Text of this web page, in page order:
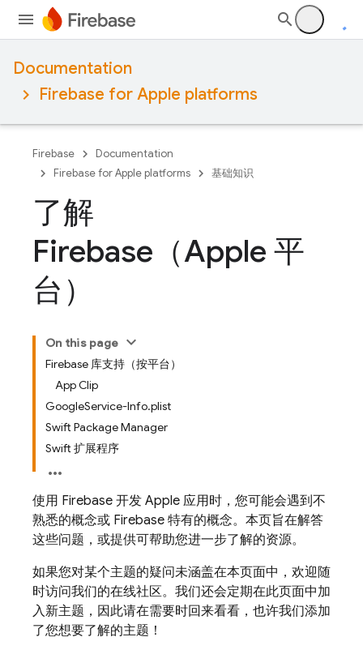
Documentation
Firebase for Apple platforms
Firebase
Documentation
Firebase for Apple platforms
基础知识
了解
Firebase（Apple 平
台）
On this page
Firebase 库支持（按平台）
App Clip
GoogleService-Info.plist
Swift Package Manager
Swift 扩展程序
使用 Firebase 开发 Apple 应用时，您可能会遇到不
熟悉的概念或 Firebase 特有的概念。本页旨在解答
这些问题，或提供可帮助您进一步了解的资源。
如果您对某个主题的疑问未涵盖在本页面中，欢迎随
时访问我们的在线社区。我们还会定期在此页面中加
入新主题，因此请在需要时回来看看，也许我们添加
了您想要了解的主题！